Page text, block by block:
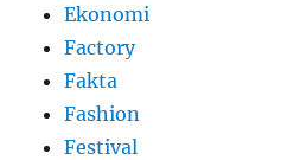
Ekonomi
Factory
Fakta
Fashion
Festival